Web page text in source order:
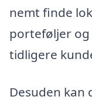
nemt finde
porteføljer
tidligere
Desuden